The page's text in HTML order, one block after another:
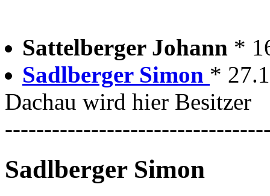
Sattelberger Johann *
Sadlberger Simon *
Dachau wird hier Besitzer
Sadlberger Simon